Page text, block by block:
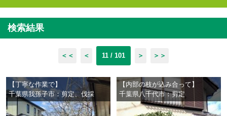
検索結果
＜＜ ＜ 11 / 101 ＞ ＞＞
【丁寧な作業で】
千葉県我孫子市：剪定、伐採
【内部の枝が込み合って】
千葉県八千代市：剪定